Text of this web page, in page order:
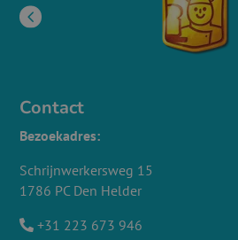
Contact
Bezoekadres:
Schrijnwerkersweg 15
1786 PC Den Helder
+31 223 673 946